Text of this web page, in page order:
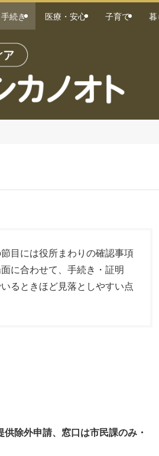
続き 医療・安心 子育て
目には役所まわりの確認事項
に合わせて、手続き・証明
るときほど見落としやすい点
供除外申請、窓口は市民課のみ・